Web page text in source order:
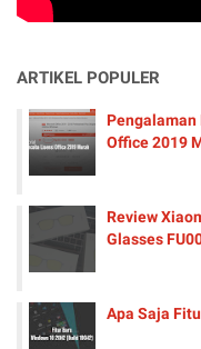
ARTIKEL POPULER
Pengalaman
Office 2019
Review
Glasses
Apa Saja